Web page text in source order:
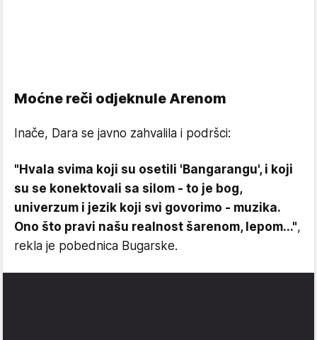
Moćne reči odjeknule Arenom
Inače, Dara se javno zahvalila i podršci:
"Hvala svima koji su osetili 'Bangarangu', i koji
su se konektovali sa silom - to je bog,
univerzum i jezik koji svi govorimo - muzika.
Ono što pravi našu realnost šarenom, lepom...",
rekla je pobednica Bugarske.